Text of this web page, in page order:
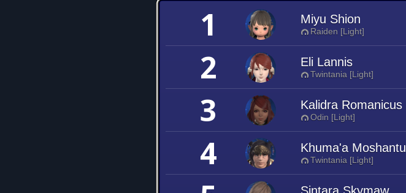
1 Miyu Shion
Raiden [Light]
2 Eli Lannis
Twintania [Light]
3 Kalidra Romanicus
Odin [Light]
4 Khuma'a Moshantu
Twintania [Light]